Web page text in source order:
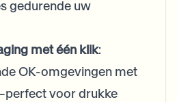
gedurende uw
met één klik:
OK-omgevingen met
voor drukke